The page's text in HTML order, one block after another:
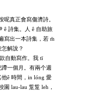
呢真正會寫傷濟詩。
ê 詩集。人 ê 自助旅
寫出一本詩集，若 m̄
解說？
自動寫作。我 tī
蹛一個月。有兩个週
ê 時間，in lóng 愛
園 lau-lau 踅踅 leh，